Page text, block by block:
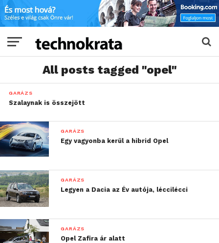
All posts tagged "opel"
GARÁZS
Szalaynak is összejött
GARÁZS
Egy vagyonba kerül a hibrid Opel
GARÁZS
Legyen a Dacia az Év autója, léccilécci
GARÁZS
Opel Zafira ár alatt